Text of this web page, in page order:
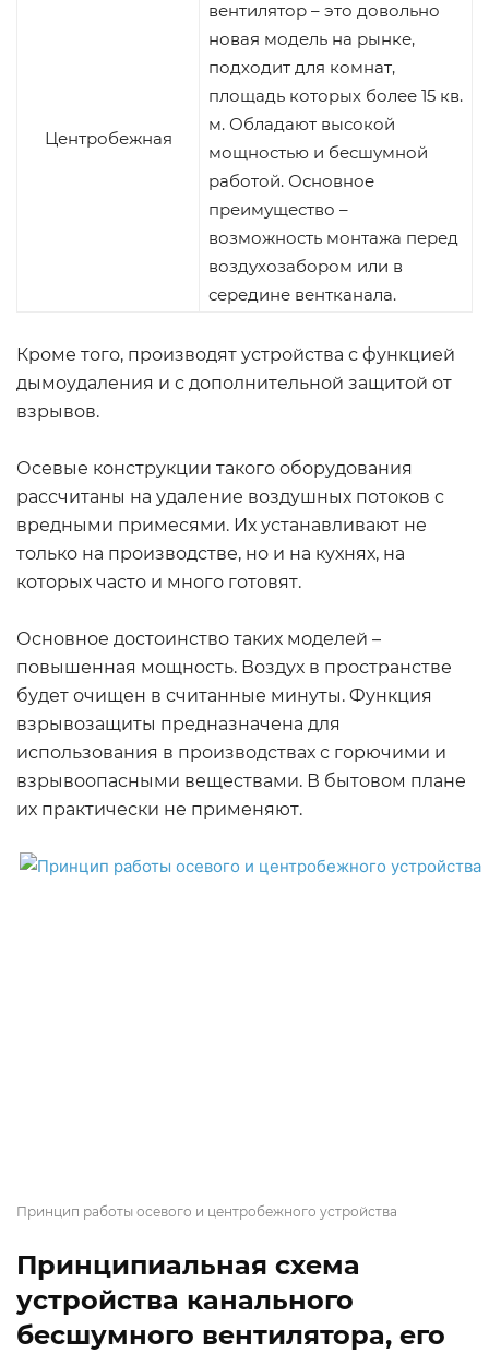
Центробежная
вентилятор – это довольно
новая модель на рынке,
подходит для комнат,
площадь которых более 15 кв.
м. Обладают высокой
мощностью и бесшумной
работой. Основное
преимущество –
возможность монтажа перед
воздухозабором или в
середине вентканала.
Кроме того, производят устройства с функцией
дымоудаления и с дополнительной защитой от
взрывов.
Осевые конструкции такого оборудования
рассчитаны на удаление воздушных потоков с
вредными примесями. Их устанавливают не
только на производстве, но и на кухнях, на
которых часто и много готовят.
Основное достоинство таких моделей –
повышенная мощность. Воздух в пространстве
будет очищен в считанные минуты. Функция
взрывозащиты предназначена для
использования в производствах с горючими и
взрывоопасными веществами. В бытовом плане
их практически не применяют.
Принцип работы осевого и центробежного устройства
Принципиальная схема
устройства канального
бесшумного вентилятора, его